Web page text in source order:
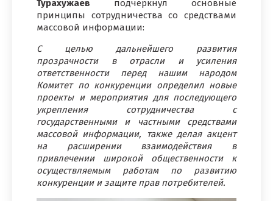
Турахужаев подчеркнул основные
принципы сотрудничества со средствами
массовой информации:
С целью дальнейшего развития
прозрачности в отрасли и усиления
ответственности перед нашим народом
Комитет по конкуренции определил новые
проекты и мероприятия для последующего
укрепления сотрудничества с
государственными и частными средствами
массовой информации, также делая акцент
на расширении взаимодействия в
привлечении широкой общественности к
осуществляемым работам по развитию
конкуренции и защите прав потребителей.